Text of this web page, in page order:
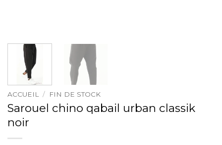
ACCUEIL / FIN DE STOCK
Sarouel chino qabail urban classik
noir